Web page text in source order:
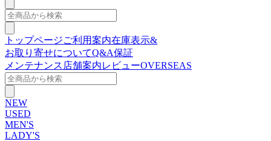
トップページご利用案内在庫表示&
お取り寄せについてQ&A保証
メンテナンス 店舗案内レビューOVERSEAS
NEW
USED
MEN'S
LADY'S